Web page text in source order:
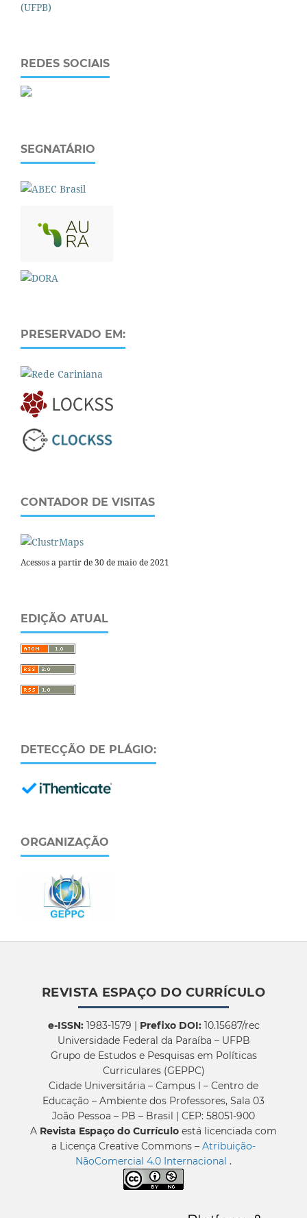
REDES SOCIAIS
SEGNATÁRIO
PRESERVADO EM:
CONTADOR DE VISITAS
Acessos a partir de 30 de maio de 2021
EDIÇÃO ATUAL
DETECÇÃO DE PLÁGIO:
ORGANIZAÇÃO
REVISTA ESPAÇO DO CURRÍCULO
e-ISSN:1983-1579 | Prefixo DOI:10.15687/rec
Universidade Federal da Paraíba – UFPB
Grupo de Estudos e Pesquisas em Políticas
Curriculares (GEPPC)
Cidade Universitária – Campus I – Centro de
Educação – Ambiente dos Professores, Sala 03
João Pessoa – PB – Brasil | CEP: 58051-900
A Revista Espaço do Currículo está licenciada com
a Licença Creative Commons – Atribuição-
NãoComercial 4.0 Internacional .